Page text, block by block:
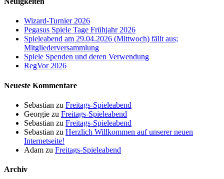
Wizard-Turnier 2026
Pegasus Spiele Tage Frühjahr 2026
Spieleabend am 29.04.2026 (Mittwoch) fällt aus;
Mitgliederversammlung
Spiele Spenden und deren Verwendung
RegVor 2026
Neueste Kommentare
Sebastian zu Freitags-Spieleabend
Georgie zu Freitags-Spieleabend
Sebastian zu Freitags-Spieleabend
Sebastian zu Herzlich Willkommen auf unserer neuen
Internetseite!
Adam zu Freitags-Spieleabend
Archiv